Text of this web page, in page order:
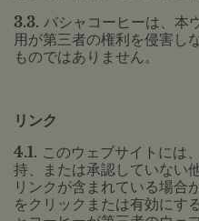
3.3. バシャコーヒーは、本
用が第三者の権利を侵害し
ものではありません。
リンク
4.1. このウェブサイトには
持、または承認していない
リンクが含まれている場合
をクリックまたは有効にす